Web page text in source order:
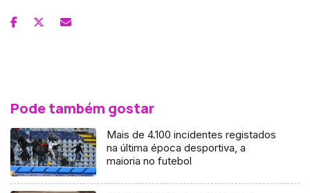
Pode também gostar
Mais de 4.100 incidentes registados
na última época desportiva, a
maioria no futebol